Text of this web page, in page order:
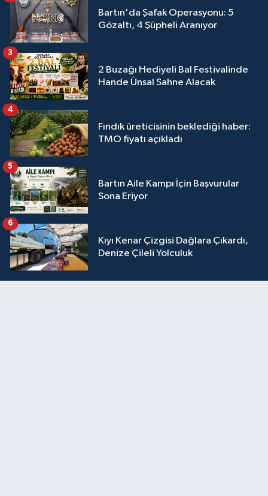
Bartın'da Şafak Operasyonu: 5
Gözaltı, 4 Şüpheli Aranıyor
2 Buzağı Hediyeli Bal Festivalinde
Hande Ünsal Sahne Alacak
3
Fındık üreticisinin beklediği haber:
TMO fiyatı açıkladı
4
Bartın Aile Kampı İçin Başvurular
Sona Eriyor
5
Kıyı Kenar Çizgisi Dağlara Çıkardı,
Denize Çileli Yolculuk
6